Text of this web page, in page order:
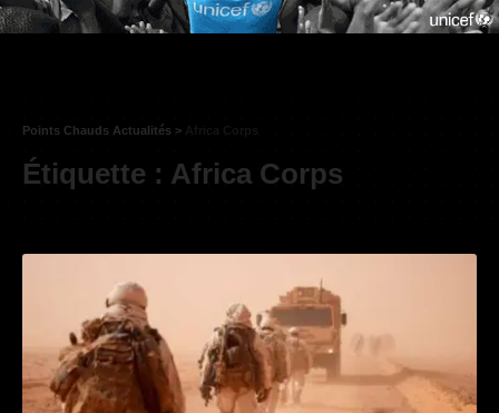
Points Chauds Actualités >
Étiquette : Africa Corps